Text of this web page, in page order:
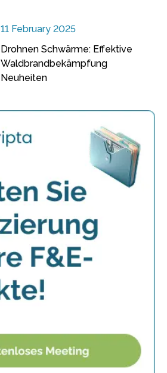
11 February 2025
Drohnen Schwärme: Effektive
Waldbrandbekämpfung
Neuheiten